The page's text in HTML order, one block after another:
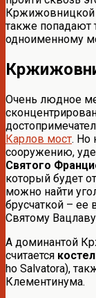
Кржижовницкой
также попадают
одноименному
Очень людное
Карлов мост. Но
сооружению,
Святого
который будет
можно найти
брусчаткой – ее
Святому
А доминантой
считается
ho Salvatora),
Клементинума.